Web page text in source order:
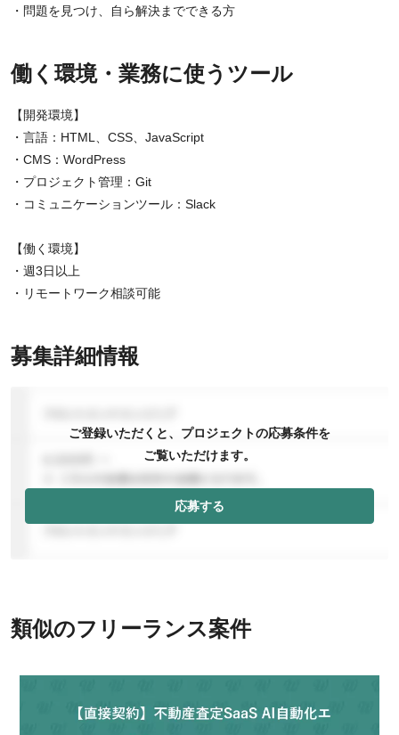
・問題を見つけ、自ら解決までできる方
働く環境・業務に使うツール
【開発環境】
・言語：HTML、CSS、JavaScript
・CMS：WordPress
・プロジェクト管理：Git
・コミュニケーションツール：Slack
【働く環境】
・週3日以上
・リモートワーク相談可能
募集詳細情報
ご登録いただくと、プロジェクトの応募条件を
ご覧いただけます。
応募する
類似のフリーランス案件